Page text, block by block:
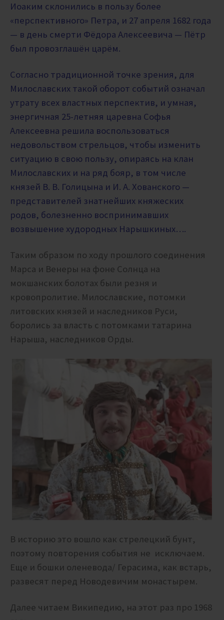
Иоаким склонились в пользу более
«перспективного» Петра, и 27 апреля 1682 года
— в день смерти Фёдора Алексеевича — Пётр
был провозглашён царём.
Согласно традиционной точке зрения, для
Милославских такой оборот событий означал
утрату всех властных перспектив, и умная,
энергичная 25-летняя царевна Софья
Алексеевна решила воспользоваться
недовольством стрельцов, чтобы изменить
ситуацию в свою пользу, опираясь на клан
Милославских и на ряд бояр, в том числе
князей В. В. Голицына и И. А. Хованского —
представителей знатнейших княжеских
родов, болезненно воспринимавших
возвышение худородных Нарышкиных….
Таким образом по ходу прошлого соединения
Марса и Венеры на фоне Солнца на
мокшанских болотах были резня и
кровопролитие. Милославские, потомки
литовских князей и наследников Руси,
боролись за власть с потомками татарина
Нарыша, наследников Орды.
В историю это вошло как стрелецкий бунт,
поэтому повторения события не исключаем.
Еще и бошки оленевода/ Герасима, как встарь,
развесят перед Новодевичим монастырем.
Далее читаем Википедию, на этот раз про 1968